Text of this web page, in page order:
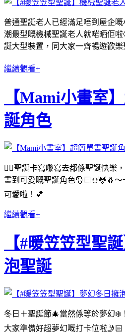
普通聖誕老人已經滿足唔到屋企
潮最型嘅機械聖誕老人就啱晒佢
誕大型裝置，同大家一齊暢遊歡
繼續觀看+
【Mami小畫室
誕角色
✍🏻聖誕卡寫嚟寫去都係聖誕快樂
畫到可愛嘅聖誕角色🎅🏻⛄🦌🐧
可愛啦！💕
繼續觀看+
【#暖笠笠型聖
泡聖誕
冬日＋聖誕節🎄當然係等於夢幻
大家準備好超夢幻嘅打卡位啦